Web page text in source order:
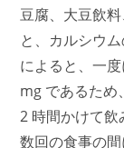
豆腐、大豆飲
と、カルシウ
によると、一
mg であるため
2 時間かけて
数回の食事の